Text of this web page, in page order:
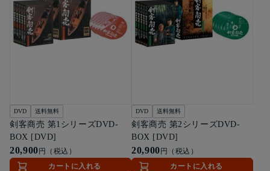
DVD 送料無料
剣客商売 第1シリーズDVD-
BOX [DVD]
20,900 円（税込）
カートに入れる
DVD 送料無料
剣客商売 第2シリーズDVD-
BOX [DVD]
20,900 円（税込）
カートに入れる